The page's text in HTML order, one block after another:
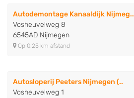
Autodemontage Kanaaldijk Nijmeg..
Vosheuvelweg 8
6545AD Nijmegen
Op 0,25 km afstand
Autosloperij Peeters Nijmegen (..
Vosheuvelweg 1